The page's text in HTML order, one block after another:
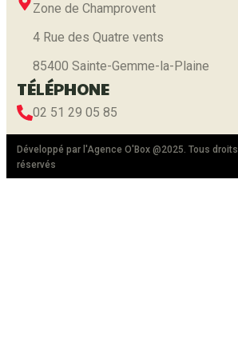
Zone de Champrovent
4 Rue des Quatre vents
85400 Sainte-Gemme-la-Plaine
TÉLÉPHONE
02 51 29 05 85
Développé par l'Agence O'Box@2025. Tous droits
réservés